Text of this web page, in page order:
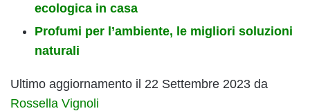
ecologica in casa
Profumi per l’ambiente, le migliori soluzioni
naturali
Ultimo aggiornamento il 22 Settembre 2023 da
Rossella Vignoli